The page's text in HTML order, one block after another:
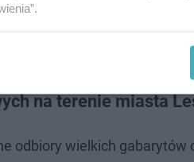
na terenie miasta
odbiory wielkich gabarytów